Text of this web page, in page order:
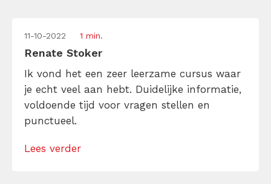
11-10-2022 1 min.
Renate Stoker
Ik vond het een zeer leerzame cursus waar
je echt veel aan hebt. Duidelijke informatie,
voldoende tijd voor vragen stellen en
punctueel.
Lees verder